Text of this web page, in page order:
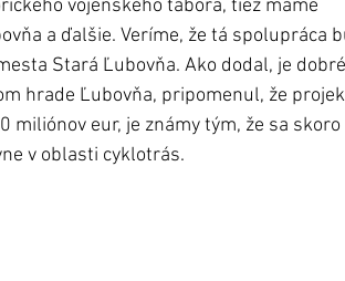
vojenského tábora, tiež máme
a ďalšie. Veríme, že tá spolupráca
Stará Ľubovňa. Ako dodal, je
hrade Ľubovňa, pripomenul, že
eur, je známy tým, že sa skoro
v oblasti cyklotrás.